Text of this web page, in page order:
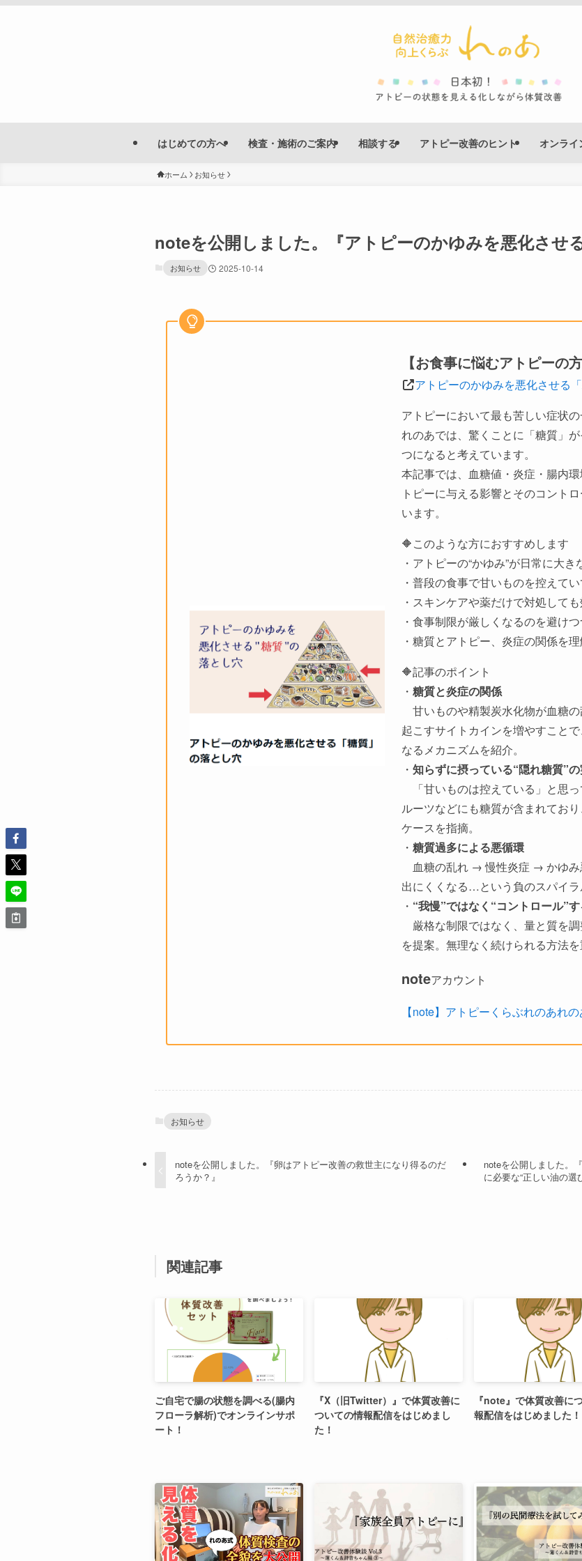
はじめての方へ 検査・施術のご案内 相談する アトピー改善のヒント オンライ
ホーム お知らせ
noteを公開しました。『アトピーのかゆみを悪化させ
お知らせ 2025-10-14
【お食事に悩むアトピーの方
アトピーのかゆみを悪化させる
アトピーにおいて最も苦しい症状の
れのあでは、驚くことに「糖質」
つになると考えています。
本記事では、血糖値・炎症・腸内
トピーに与える影響とそのコント
います。
🔶このような方におすすめします
・アトピーの“かゆみ”が日常に大
・普段の食事で甘いものを控えて
・スキンケアや薬だけで対処して
・食事制限が厳しくなるのを避け
・糖質とアトピー、炎症の関係を
🔶記事のポイント
・ 糖質と炎症の関係
甘いものや精製炭水化物が血糖
起こすサイトカインを増やすこと
なるメカニズムを紹介。
・ 知らずに摂っている“隠れ糖質”
「甘いものは控えている」と思
ルーツなどにも糖質が含まれてお
ケースを指摘。
・ 糖質過多による悪循環
血糖の乱れ → 慢性炎症 → かゆ
出にくくなる…という負のスパイラ
・ “我慢”ではなく“コントロール”
厳格な制限ではなく、量と質を
を提案。無理なく続けられる方法を
noteアカウント
【note】アトピーくらぶれのあれ
お知らせ
noteを公開しました。『卵はアトピー改善の救世主になり得るのだ
ろうか？』
noteを公開しました。
に必要な“正しい油の選
関連記事
ご自宅で腸の状態を調べる(腸内
フローラ解析)でオンラインサポ
ート！
『X（旧Twitter）』で体質改善に
ついての情報配信をはじめまし
た！
『note』で体質改善に
報配信をはじめました！